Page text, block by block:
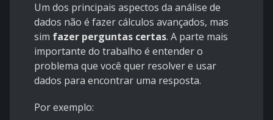
Um dos principais aspectos da análise de
dados não é fazer cálculos avançados, mas
sim fazer perguntas certas. A parte mais
importante do trabalho é entender o
problema que você quer resolver e usar
dados para encontrar uma resposta.
Por exemplo: